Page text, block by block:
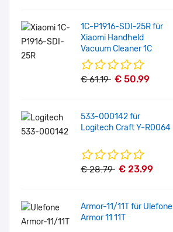
1C-P1916-SDI-25R für
Xiaomi Handheld
Vacuum Cleaner 1C
€ 61.19 € 50.99
533-000142 für
Logitech Craft Y-R0064
€ 28.79 € 23.99
Armor-11/11T für Ulefone
Armor 11 11T